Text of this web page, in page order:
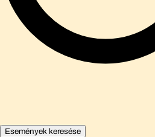
Események keresése